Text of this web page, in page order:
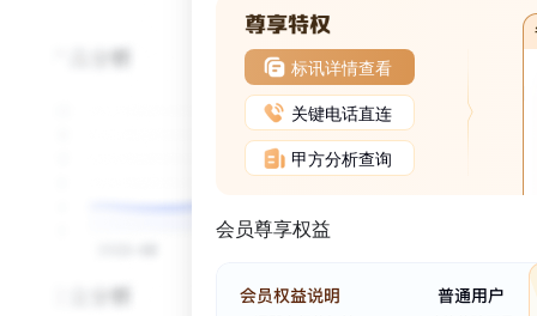
标讯详情查看
关键电话直连
甲方分析查询
会员尊享权益